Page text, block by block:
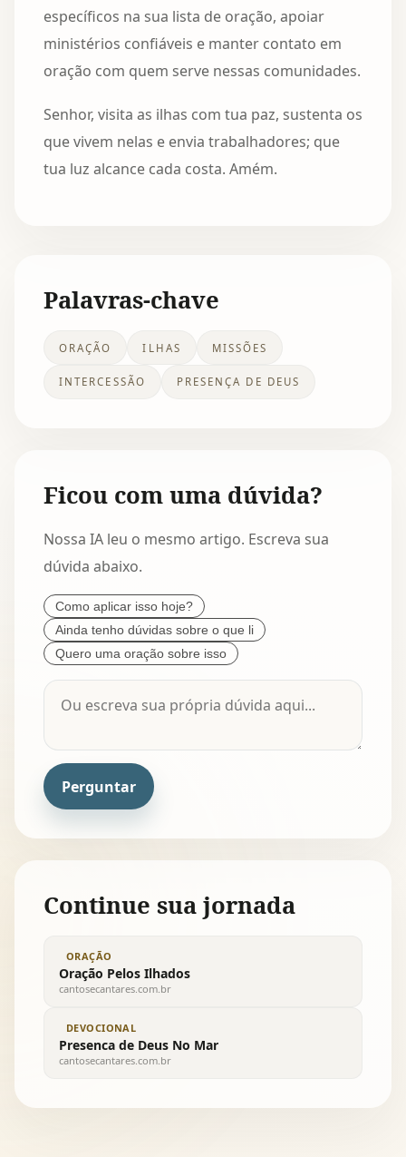
específicos na sua lista de oração, apoiar
ministérios confiáveis e manter contato em
oração com quem serve nessas comunidades.
Senhor, visita as ilhas com tua paz, sustenta os
que vivem nelas e envia trabalhadores; que
tua luz alcance cada costa. Amém.
Palavras-chave
ORAÇÃO ILHAS MISSÕES
INTERCESSÃO PRESENÇA DE DEUS
Ficou com uma dúvida?
Nossa IA leu o mesmo artigo. Escreva sua
dúvida abaixo.
Como aplicar isso hoje?
Ainda tenho dúvidas sobre o que li
Quero uma oração sobre isso
Perguntar
Continue sua jornada
ORAÇÃO
Oração Pelos Ilhados
cantosecantares.com.br
DEVOCIONAL
Presenca de Deus No Mar
cantosecantares.com.br